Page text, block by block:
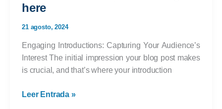
here
21 agosto, 2024
Engaging Introductions: Capturing Your Audience’s
Interest The initial impression your blog post makes
is crucial, and that’s where your introduction
The
Leer Entrada »